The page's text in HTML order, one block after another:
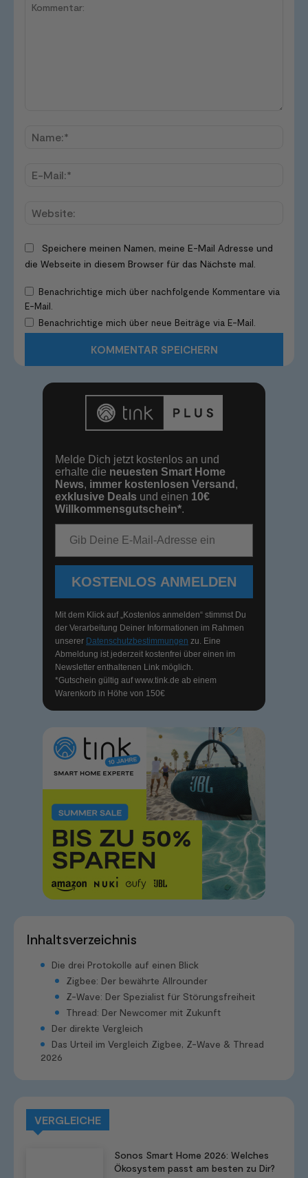
Speichere meinen Namen, meine E-Mail Adresse und
die Webseite in diesem Browser für das Nächste mal.
Benachrichtige mich über nachfolgende Kommentare via
E-Mail.
Benachrichtige mich über neue Beiträge via E-Mail.
Melde Dich jetzt kostenlos an und
erhalte die neuesten Smart Home
News, immer kostenlosen Versand ,
exklusive Deals und einen 10€
Willkommensgutschein*.
KOSTENLOS ANMELDEN
Mit dem Klick auf „Kostenlos anmelden“ stimmst Du
der Verarbeitung Deiner Informationen im Rahmen
unserer Datenschutzbestimmungen zu. Eine
Abmeldung ist jederzeit kostenfrei über einen im
Newsletter enthaltenen Link möglich.
*Gutschein gültig aufwww.tink.de ab einem
Warenkorb in Höhe von 150€
Inhaltsverzeichnis
Die drei Protokolle auf einen Blick
Zigbee: Der bewährte Allrounder
Z-Wave: Der Spezialist für Störungsfreiheit
Thread: Der Newcomer mit Zukunft
Der direkte Vergleich
Das Urteil im Vergleich Zigbee, Z-Wave & Thread
2026
VERGLEICHE
Sonos Smart Home 2026: Welches
Ökosystem passt am besten zu Dir?